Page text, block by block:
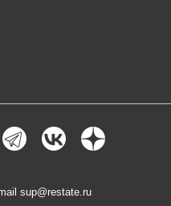
sup@restate.ru